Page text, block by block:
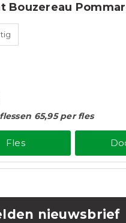
Bouzereau
flessen 65,95 per fles
Fles
nieuwsbrief